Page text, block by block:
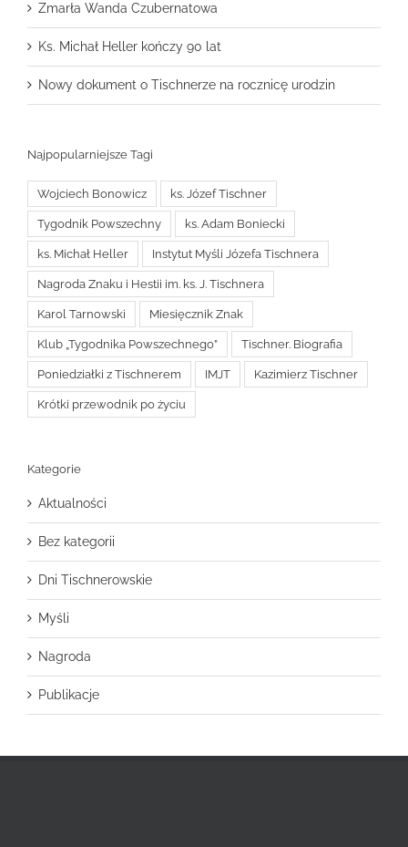
Zmarła Wanda Czubernatowa
Ks. Michał Heller kończy 90 lat
Nowy dokument o Tischnerze na rocznicę urodzin
Najpopularniejsze Tagi
Wojciech Bonowicz ks. Józef Tischner
Tygodnik Powszechny ks. Adam Boniecki
ks. Michał Heller Instytut Myśli Józefa Tischnera
Nagroda Znaku i Hestii im. ks. J. Tischnera
Karol Tarnowski Miesięcznik Znak
Klub „Tygodnika Powszechnego” Tischner. Biografia
Poniedziałki z Tischnerem IMJT Kazimierz Tischner
Krótki przewodnik po życiu
Kategorie
Aktualności
Bez kategorii
Dni Tischnerowskie
Myśli
Nagroda
Publikacje